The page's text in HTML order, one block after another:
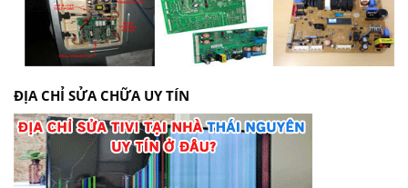
ĐỊA CHỈ SỬA CHỮA UY TÍN